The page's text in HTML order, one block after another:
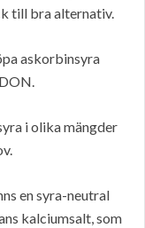
till bra alternativ.
askorbinsyra
i olika mängder
en syra-neutral
kalciumsalt, som